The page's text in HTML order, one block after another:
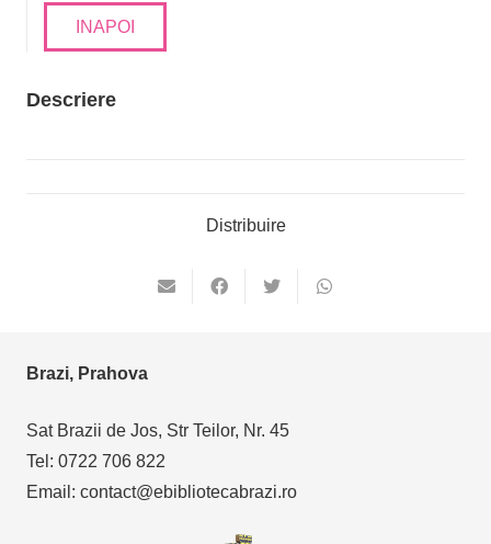
INAPOI
Descriere
Distribuire
Brazi, Prahova
Sat Brazii de Jos, Str Teilor, Nr. 45
Tel: 0722 706 822
Email: contact@ebibliotecabrazi.ro